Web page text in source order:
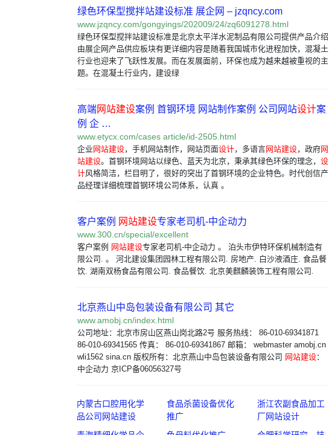
绿色环保型搅拌站建设标准 展企网 – jzqncy.com
www.jzqncy.com/gongyings/202009/24/zq6091278.html
绿色环保型搅拌站建设标准是北京太平洋水泥制品有限公司提供产品介绍
由展企网产品供应板块有更详细内容是随着我国城市化进程加快，混凝土
行业也迎来了飞跃性发展。而在发展面前，环保也成为越来越被重视的主
题。在混凝土行业内，建设绿
高端网站建设案例 首钢环境 网站制作案例 公司网站设计案
例 企 …
www.etycx.com/cases article/id-2505.html
企业 网站建设，手机网站制作，网站页面设计，多语言网站建设，政府网
站建设。首钢环境网站以绿色、蓝天为北京，秉承其绿色环保的理念， 设
计风格简洁，栏目明了，很好的突出了首钢环境的企业特色。时代创信产
品经理详细梳理首钢环境公司体系，认真 。
客户案例 网站建设专家老司机-中企动力
www.300.cn/special/excellent
客户案例 网站建设专家老司机-中企动力 。 泊头市伊特环保机械制造有
限公司. 。 河北建设集团园林工程有限公司. 房地产. 白沙液酒庄. 食品餐
饮. 湖南双杨食品有限公司. 食品餐饮. 北京美麒麟装饰工程有限公司.
北京燕山中岛包装设备有限公司 其它
www.amobj.cn/index.html
公司地址：北京市房山区燕山岗北路2号 服务热线： 86-010-69341871
86-010-69341565 传真： 86-010-69341867 邮箱： webmaster amobj.cn
wli1562 sina.cn 版权所有：北京燕山中岛包装设备有限公司 网站建设：
中企动力 京ICP备06056327号
内蒙古口腔用化学
品公司网站建设
食品杀菌设备优化
推广
浙江农副食品加工
厂网站设计